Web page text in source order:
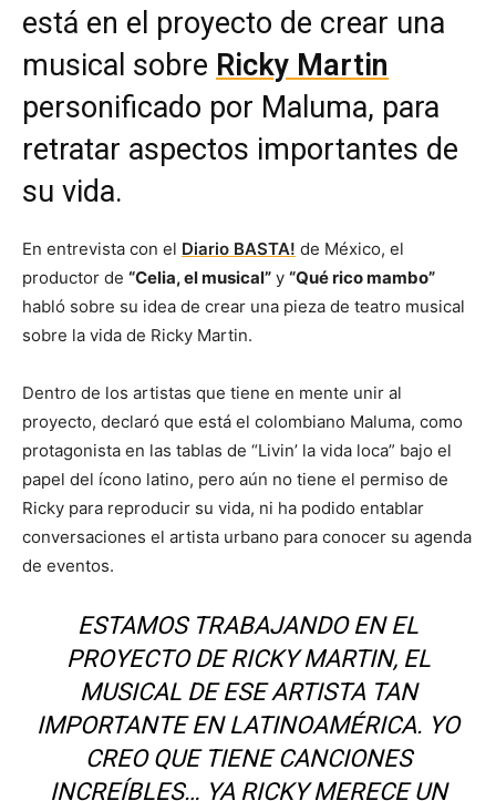
está en el proyecto de crear una
musical sobre Ricky Martin
personificado por Maluma, para
retratar aspectos importantes de
su vida.
En entrevista con el Diario BASTA! de México, el
productor de “Celia, el musical” y “Qué rico mambo”
habló sobre su idea de crear una pieza de teatro musical
sobre la vida de Ricky Martin.
Dentro de los artistas que tiene en mente unir al
proyecto, declaró que está el colombiano Maluma, como
protagonista en las tablas de “Livin’ la vida loca” bajo el
papel del ícono latino, pero aún no tiene el permiso de
Ricky para reproducir su vida, ni ha podido entablar
conversaciones el artista urbano para conocer su agenda
de eventos.
ESTAMOS TRABAJANDO EN EL
PROYECTO DE RICKY MARTIN, EL
MUSICAL DE ESE ARTISTA TAN
IMPORTANTE EN LATINOAMÉRICA. YO
CREO QUE TIENE CANCIONES
INCREÍBLES… YA RICKY MERECE UN